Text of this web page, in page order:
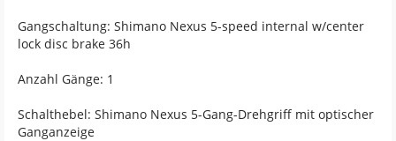
Gangschaltung: Shimano Nexus 5-speed internal w/center
lock disc brake 36h
Anzahl Gänge: 1
Schalthebel: Shimano Nexus 5-Gang-Drehgriff mit optischer
Ganganzeige